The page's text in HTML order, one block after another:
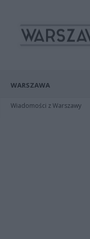
WARSZAWA
Wiadomości z Warszawy